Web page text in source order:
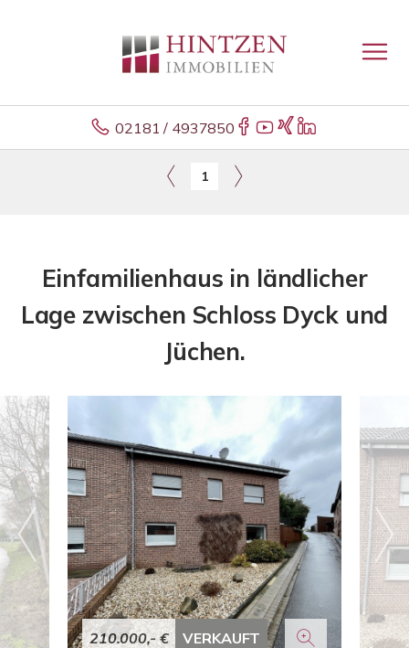
02181 / 4937850
1
Einfamilienhaus in ländlicher
Lage zwischen Schloss Dyck und
Jüchen.
210.000,- € VERKAUFT